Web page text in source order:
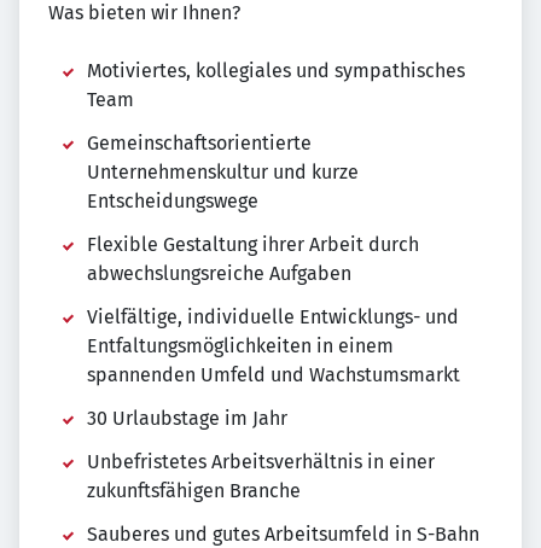
Was bieten wir Ihnen?
Motiviertes, kollegiales und sympathisches
Team
Gemeinschaftsorientierte
Unternehmenskultur und kurze
Entscheidungswege
Flexible Gestaltung ihrer Arbeit durch
abwechslungsreiche Aufgaben
Vielfältige, individuelle Entwicklungs- und
Entfaltungsmöglichkeiten in einem
spannenden Umfeld und Wachstumsmarkt
30 Urlaubstage im Jahr
Unbefristetes Arbeitsverhältnis in einer
zukunftsfähigen Branche
Sauberes und gutes Arbeitsumfeld in S-Bahn